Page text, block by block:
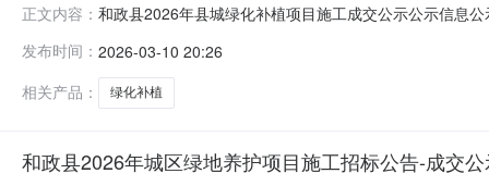
正文内容： 和政县2026年县城绿化补植项目施工成交公示公示信息
20260309-01工程-施工2986521.86(元)甘肃天顺达建筑
发布时间： 2026-03-10 20:26
相关产品：
绿化补植
和政县2026年城区绿地养护项目施工招标公告-成交